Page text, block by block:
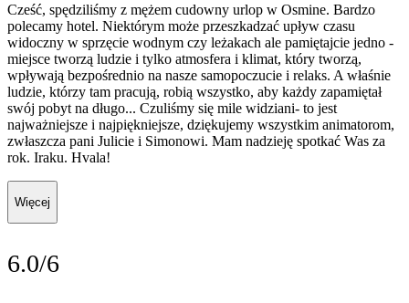
Cześć, spędziliśmy z mężem cudowny urlop w Osmine. Bardzo
polecamy hotel. Niektórym może przeszkadzać upływ czasu
widoczny w sprzęcie wodnym czy leżakach ale pamiętajcie jedno -
miejsce tworzą ludzie i tylko atmosfera i klimat, który tworzą,
wpływają bezpośrednio na nasze samopoczucie i relaks. A właśnie
ludzie, którzy tam pracują, robią wszystko, aby każdy zapamiętał
swój pobyt na długo... Czuliśmy się mile widziani- to jest
najważniejsze i najpiękniejsze, dziękujemy wszystkim animatorom,
zwłaszcza pani Julicie i Simonowi. Mam nadzieję spotkać Was za
rok. Iraku. Hvala!
Więcej
6.0/6